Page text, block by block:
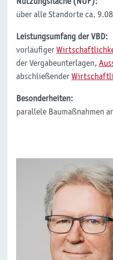
über alle Standorte ca.
Leistungsumfang der VBD:
vorläufiger
der Vergabeunterlagen,
abschließender
Besonderheiten:
parallele Baumaßnahmen